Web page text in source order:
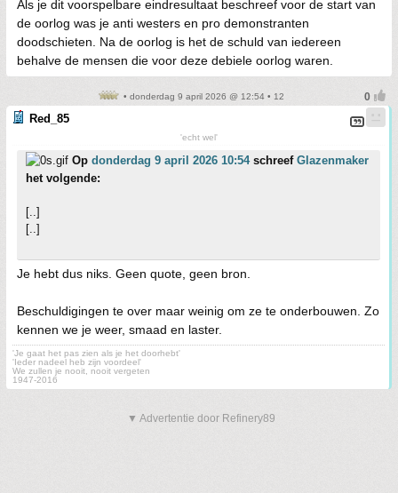
Als je dit voorspelbare eindresultaat beschreef voor de start van
de oorlog was je anti westers en pro demonstranten
doodschieten. Na de oorlog is het de schuld van iedereen
behalve de mensen die voor deze debiele oorlog waren.
• donderdag 9 april 2026 @ 12:54 • 12
Red_85
'echt wel'
Op donderdag 9 april 2026 10:54schreef Glazenmaker
het volgende:
[..]
[..]
Je hebt dus niks. Geen quote, geen bron.
Beschuldigingen te over maar weinig om ze te onderbouwen. Zo
kennen we je weer, smaad en laster.
'Je gaat het pas zien als je het doorhebt'
'Ieder nadeel heb zijn voordeel'
We zullen je nooit, nooit vergeten
1947-2016
▼ Advertentie door Refinery89